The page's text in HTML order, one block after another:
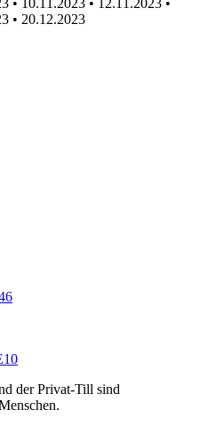
• 20.12.2023
der Privat-Till sind